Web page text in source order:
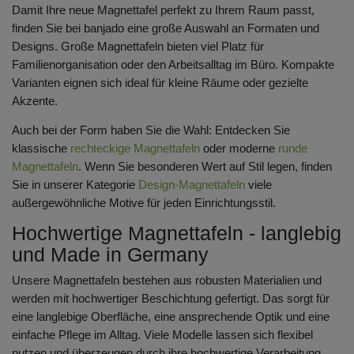
Damit Ihre neue Magnettafel perfekt zu Ihrem Raum passt,
finden Sie bei banjado eine große Auswahl an Formaten und
Designs. Große Magnettafeln bieten viel Platz für
Familienorganisation oder den Arbeitsalltag im Büro. Kompakte
Varianten eignen sich ideal für kleine Räume oder gezielte
Akzente.
Auch bei der Form haben Sie die Wahl: Entdecken Sie
klassische rechteckige Magnettafeln oder moderne runde
Magnettafeln. Wenn Sie besonderen Wert auf Stil legen, finden
Sie in unserer Kategorie Design-Magnettafeln viele
außergewöhnliche Motive für jeden Einrichtungsstil.
Hochwertige Magnettafeln - langlebig
und Made in Germany
Unsere Magnettafeln bestehen aus robusten Materialien und
werden mit hochwertiger Beschichtung gefertigt. Das sorgt für
eine langlebige Oberfläche, eine ansprechende Optik und eine
einfache Pflege im Alltag. Viele Modelle lassen sich flexibel